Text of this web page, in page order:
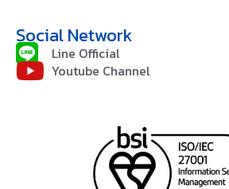
Social Network
Line Official
Youtube Channel